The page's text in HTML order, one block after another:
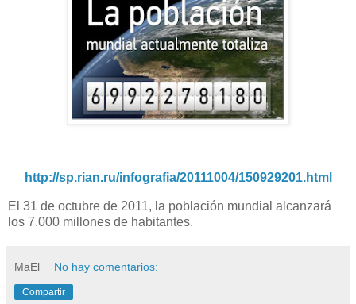
http://sp.rian.ru/infografia/20111004/150929201.html
El 31 de octubre de 2011, la población mundial alcanzará
los 7.000 millones de habitantes.
MaEl No hay comentarios:
Compartir